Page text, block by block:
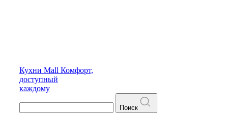
Кухни Mall Комфорт,
доступный
каждому
Поиск